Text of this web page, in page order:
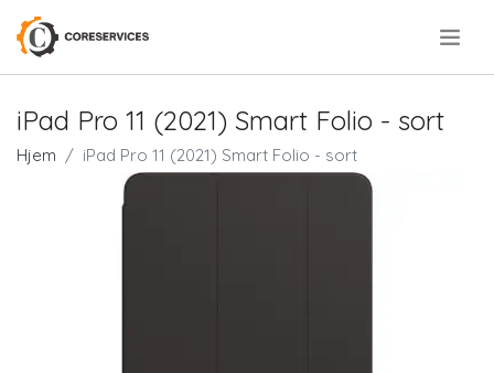
iPad Pro 11 (2021) Smart Folio - sort
Hjem iPad Pro 11 (2021) Smart Folio - sort